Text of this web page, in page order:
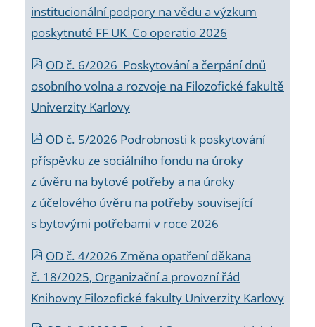
institucionální podpory na vědu a výzkum
poskytnuté FF UK_Co operatio 2026
OD č. 6/2026 Poskytování a čerpání dnů
osobního volna a rozvoje na Filozofické fakultě
Univerzity Karlovy
OD č. 5/2026 Podrobnosti k poskytování
příspěvku ze sociálního fondu na úroky
z úvěru na bytové potřeby a na úroky
z účelového úvěru na potřeby související
s bytovými potřebami v roce 2026
OD č. 4/2026 Změna opatření děkana
č. 18/2025, Organizační a provozní řád
Knihovny Filozofické fakulty Univerzity Karlovy